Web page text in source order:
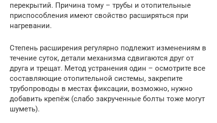
перекрытий. Причина тому – трубы и отопительные
приспособления имеют свойство расширяться при
нагревании.
Степень расширения регулярно подлежит изменениям в
течение суток, детали механизма сдвигаются друг от
друга и трещат. Метод устранения один – осмотрите все
составляющие отопительной системы, закрепите
трубопроводы в местах фиксации, возможно, нужно
добавить крепёж (слабо закрученные болты тоже могут
шуметь).